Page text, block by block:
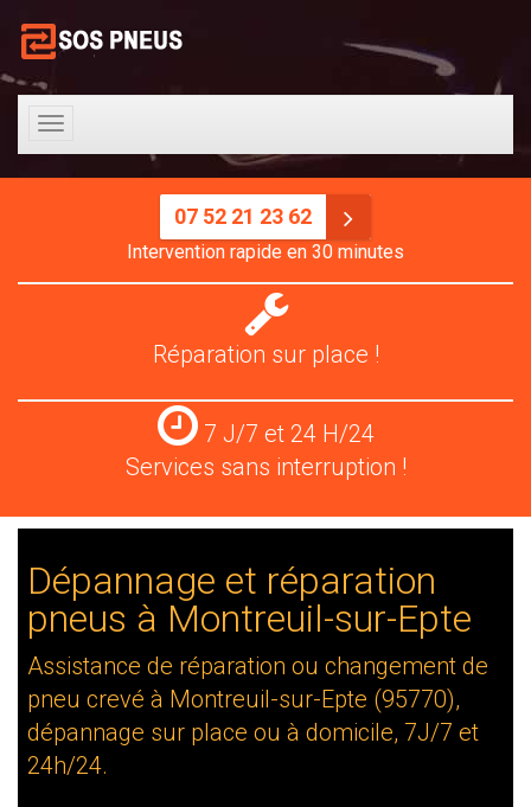
Toggle
navigation
07 52 21 23 62
Intervention rapide en 30 minutes
Réparation
pneus
Réparation sur place !
Services
24
H/24
7 J/7 et 24 H/24
Services sans interruption !
Dépannage et réparation
pneus à Montreuil-sur-Epte
Assistance de réparation ou changement de
pneu crevé à Montreuil-sur-Epte (95770),
dépannage sur place ou à domicile, 7J/7 et
24h/24.